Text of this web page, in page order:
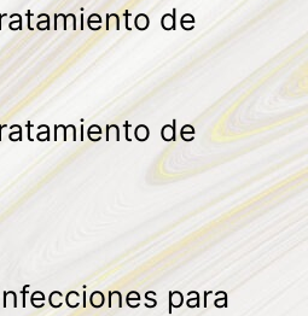
de
de
para